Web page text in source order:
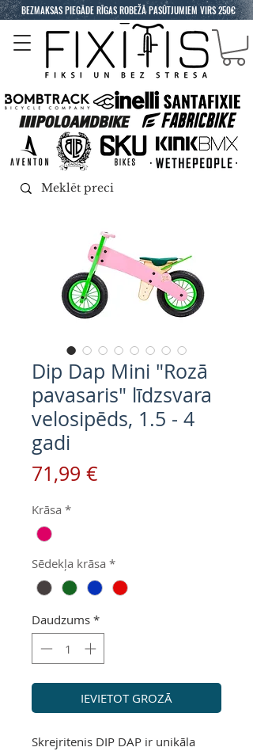
BEZMAKSAS PIEGĀDE RĪGAS ROBEŽĀ PASŪTJUMIEM VIRS 250€
Dip Dap Mini "Rozā
pavasaris" līdzsvara
velosipēds, 1.5 - 4
gadi
71,99 €
Krāsa *
Sēdekļa krāsa *
Daudzums *
IEVIETOT GROZĀ
Skrejritenis DIP DAP ir unikāla